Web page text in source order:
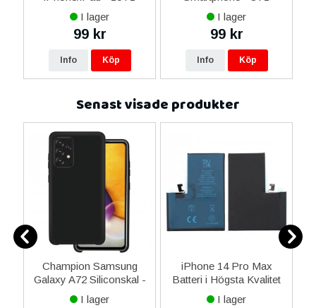
I lager
99 kr
Info Köp
I lager
99 kr
Info Köp
Senast visade produkter
Champion Samsung
Galaxy A72 Siliconskal -
Svart
I lager
iPhone 14 Pro Max
Batteri i Högsta Kvalitet
I lager